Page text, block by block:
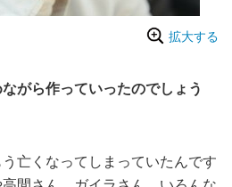
拡大する
がら作っていったのでしょう
亡くなってしまっていたんです